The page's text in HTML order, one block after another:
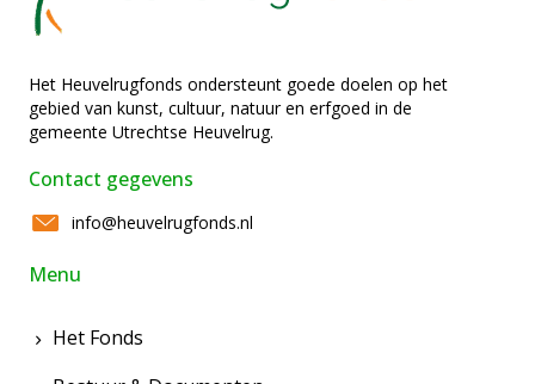
Het Heuvelrugfonds ondersteunt goede doelen op het
gebied van kunst, cultuur, natuur en erfgoed in de
gemeente Utrechtse Heuvelrug.
Contact gegevens
info@heuvelrugfonds.nl
Menu
Het Fonds